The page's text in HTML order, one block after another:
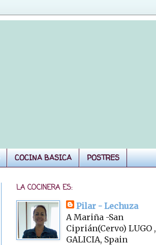
COCINA BASICA POSTRES
LA COCINERA ES:
Pilar - Lechuza
A Mariña -San
Ciprián(Cervo) LUGO ,
GALICIA, Spain